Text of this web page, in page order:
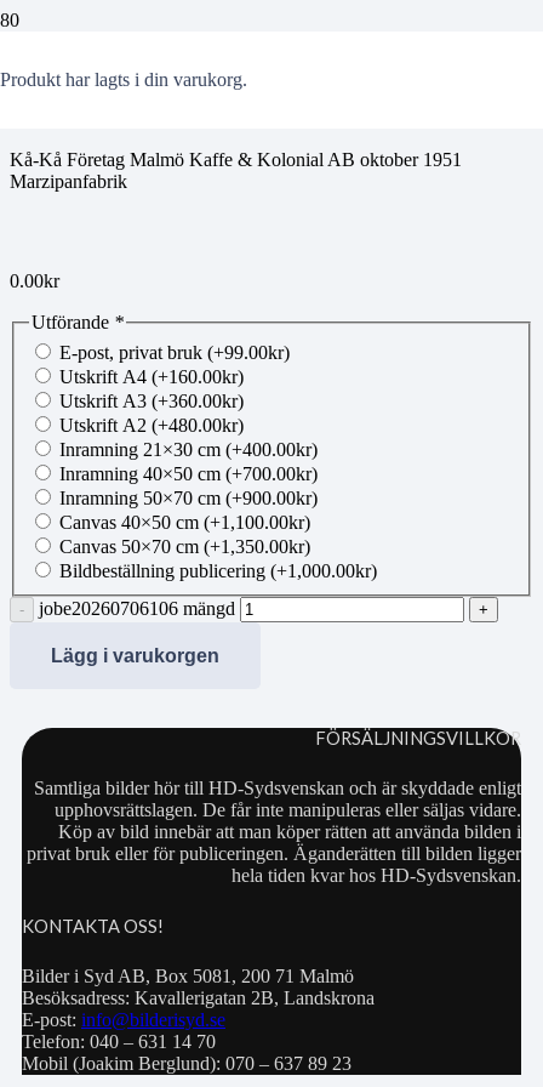
Produkt har lagts i din varukorg.
jobe20260706106
Kå-Kå Företag Malmö Kaffe & Kolonial AB oktober 1951
Marzipanfabrik
0.00kr
Utförande *
E-post, privat bruk (+99.00kr)
Utskrift A4 (+160.00kr)
Utskrift A3 (+360.00kr)
Utskrift A2 (+480.00kr)
Inramning 21×30 cm (+400.00kr)
Inramning 40×50 cm (+700.00kr)
Inramning 50×70 cm (+900.00kr)
Canvas 40×50 cm (+1,100.00kr)
Canvas 50×70 cm (+1,350.00kr)
Bildbeställning publicering (+1,000.00kr)
jobe20260706106 mängd
Lägg i varukorgen
FÖRSÄLJNINGSVILLKOR
Samtliga bilder hör till HD-Sydsvenskan och är skyddade enligt
upphovsrättslagen. De får inte manipuleras eller säljas vidare.
Köp av bild innebär att man köper rätten att använda bilden i
privat bruk eller för publiceringen. Äganderätten till bilden ligger
hela tiden kvar hos HD-Sydsvenskan.
KONTAKTA OSS!
Bilder i Syd AB, Box 5081, 200 71 Malmö
Besöksadress: Kavallerigatan 2B, Landskrona
E-post: info@bilderisyd.se
Telefon: 040 – 631 14 70
Mobil (Joakim Berglund): 070 – 637 89 23